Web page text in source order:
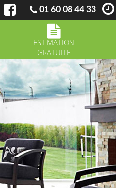
01 60 08 44 33
ESTIMATION
GRATUITE